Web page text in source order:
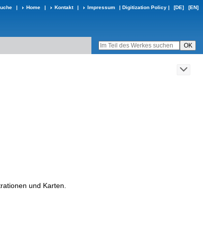
| Home | Kontakt | Impressum | Digitization Policy | [DE] [EN]
und Karten